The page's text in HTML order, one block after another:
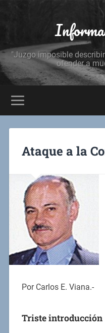
"Juzgo imposible
ofender a
Ataque a la
Por Carlos E. Viana.-
Triste introducción